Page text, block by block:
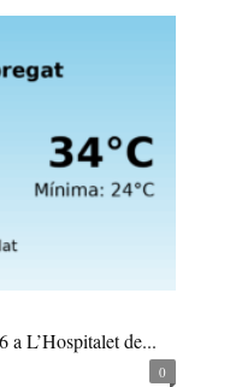
a L’Hospitalet de...
0